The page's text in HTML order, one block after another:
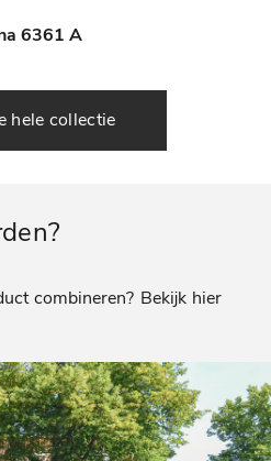
6361 A
hele collectie
combineren? Bekijk hier